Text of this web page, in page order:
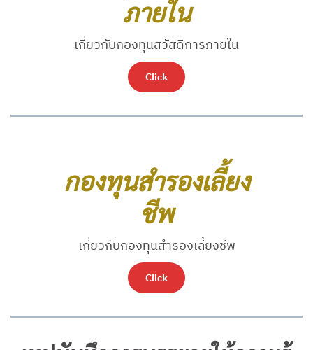
ภายใน
เกี่ยวกับกองทุนสวัสดิการภายใน
Click
กองทุนสำรองเลี้ยง
ชีพ
เกี่ยวกับกองทุนสำรองเลี้ยงชีพ
Click